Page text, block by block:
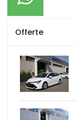
Offerte